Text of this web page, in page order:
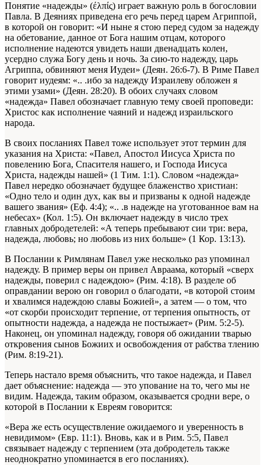
Понятие «надежды» (έλπίς) играет важную роль в богословии
Павла. В Деяниях приведена его речь перед царем Агриппой,
в которой он говорит: «И ныне я стою перед судом за надежду
на обетование, данное от Бога нашим отцам, которого
исполнение надеются увидеть наши двенадцать колен,
усердно служа Богу день и ночь. За сию-то надежду, царь
Агриппа, обвиняют меня Иудеи» (Деян. 26:6-7). В Риме Павел
говорит иудеям: «.. .ибо за надежду Израилеву обложен я
этими узами» (Деян. 28:20). В обоих случаях словом
«надежда» Павел обозначает главную тему своей проповеди:
Христос как исполнение чаяний и надежд израильского
народа.
В своих посланиях Павел тоже использует этот термин для
указания на Христа: «Павел, Апостол Иисуса Христа по
повелению Бога, Спасителя нашего, и Господа Иисуса
Христа, надежды нашей» (1 Тим. 1:1). Словом «надежда»
Павел нередко обозначает будущее блаженство христиан:
«Одно тело и один дух, как вы и призваны к одной надежде
вашего звания» (Еф. 4:4); «.. .в надежде на уготованное вам на
небесах» (Кол. 1:5). Он включает надежду в число трех
главных добродетелей: «А теперь пребывают сии три: вера,
надежда, любовь; но любовь из них больше» (1 Кор. 13:13).
В Послании к Римлянам Павел уже несколько раз упоминал
надежду. В пример веры он привел Авраама, который «сверх
надежды, поверил с надеждою» (Рим. 4:18). В разделе об
оправдании верою он говорил о благодати, «в которой стоим
и хвалимся надеждою славы Божией», а затем — о том, что
«от скорби происходит терпение, от терпения опытность, от
опытности надежда, а надежда не постыжает» (Рим. 5:2-5).
Наконец, он упоминал надежду, говоря об ожидании тварью
откровения сынов Божиих и освобождения от рабства тлению
(Рим. 8:19-21).
Теперь настало время объяснить, что такое надежда, и Павел
дает объяснение: надежда — это упование на то, чего мы не
видим. Надежда, таким образом, оказывается сродни вере, о
которой в Послании к Евреям говорится:
«Вера же есть осуществление ожидаемого и уверенность в
невидимом» (Евр. 11:1). Вновь, как и в Рим. 5:5, Павел
связывает надежду с терпением (эта добродетель также
неоднократно упоминается в его посланиях).